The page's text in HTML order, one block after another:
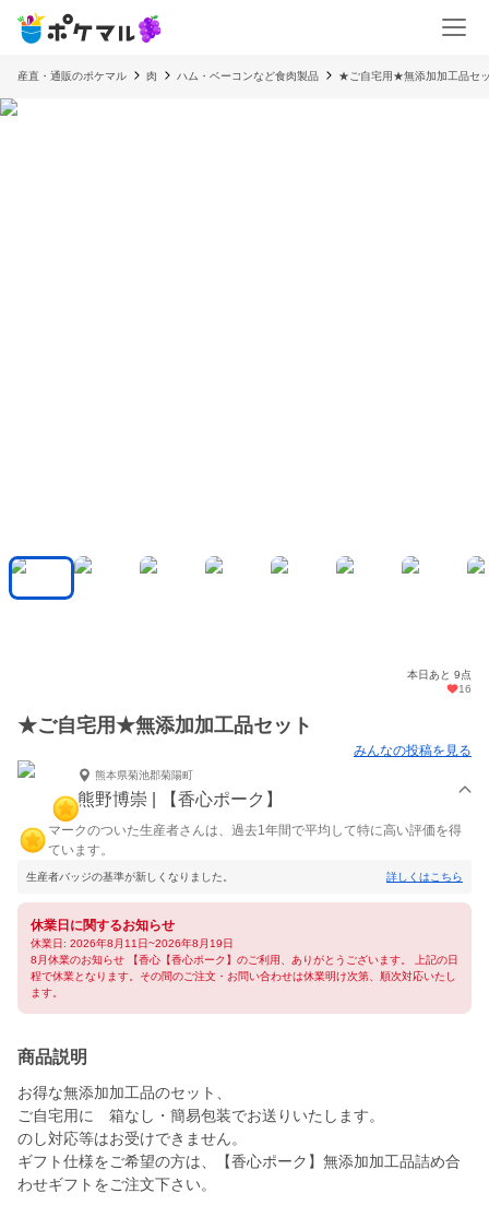
産直・通販のポケマル 肉 ハム・ベーコンなど食肉製品 ★ご自宅用★無添加加工品セ
本日あと 9点
16
★ご自宅用★無添加加工品セット
みんなの投稿を見る
熊本県菊池郡菊陽町
熊野博崇 | 【香心ポーク】
マークのついた生産者さんは、過去1年間で平均して特に高い評価を得
ています。
生産者バッジの基準が新しくなりました。 詳しくはこちら
休業日に関するお知らせ
休業日: 2026年8月11日~2026年8月19日
8月休業のお知らせ 【香心【香心ポーク】のご利用、ありがとうございます。 上記の日
程で休業となります。その間のご注文・お問い合わせは休業明け次第、順次対応いたし
ます。
商品説明
お得な無添加加工品のセット、
ご自宅用に 箱なし・簡易包装でお送りいたします。
のし対応等はお受けできません。
ギフト仕様をご希望の方は、【香心ポーク】無添加加工品詰め合
わせギフトをご注文下さい。